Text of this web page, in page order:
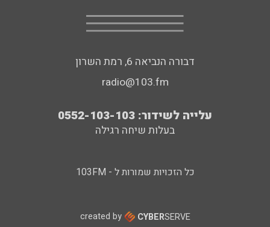
דבורה הנביאה 6, רמת השרון
radio@103.fm
עלייה לשידור: 0552-103-103
בעלות שיחה רגילה
כל הזכויות שמורות ל - 103FM
created by CYBERSERVE